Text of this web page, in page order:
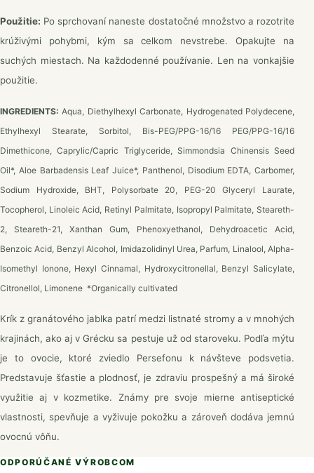
Použitie: Po sprchovaní naneste dostatočné množstvo a rozotrite
krúživými pohybmi, kým sa celkom nevstrebe. Opakujte na
suchých miestach. Na každodenné používanie. Len na vonkajšie
použitie.
INGREDIENTS: Aqua, Diethylhexyl Carbonate, Hydrogenated Polydecene,
Ethylhexyl Stearate, Sorbitol, Bis-PEG/PPG-16/16 PEG/PPG-16/16
Dimethicone, Caprylic/Capric Triglyceride, Simmondsia Chinensis Seed
Oil*, Aloe Barbadensis Leaf Juice*, Panthenol, Disodium EDTA, Carbomer,
Sodium Hydroxide, BHT, Polysorbate 20, PEG-20 Glyceryl Laurate,
Tocopherol, Linoleic Acid, Retinyl Palmitate, Isopropyl Palmitate, Steareth-
2, Steareth-21, Xanthan Gum, Phenoxyethanol, Dehydroacetic Acid,
Benzoic Acid, Benzyl Alcohol, Imidazolidinyl Urea, Parfum, Linalool, Alpha-
Isomethyl Ionone, Hexyl Cinnamal, Hydroxycitronellal, Benzyl Salicylate,
Citronellol, Limonene *Organically cultivated
Krík z granátového jablka patrí medzi listnaté stromy a v mnohých
krajinách, ako aj v Grécku sa pestuje už od staroveku. Podľa mýtu
je to ovocie, ktoré zviedlo Persefonu k návšteve podsvetia.
Predstavuje šťastie a plodnosť, je zdraviu prospešný a má široké
využitie aj v kozmetike. Známy pre svoje mierne antiseptické
vlastnosti, spevňuje a vyživuje pokožku a zároveň dodáva jemnú
ovocnú vôňu.
ODPORÚČANÉ VÝROBCOM